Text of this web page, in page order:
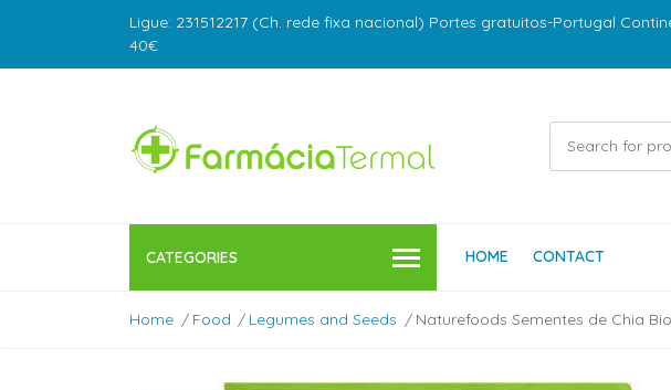
Ligue: 231512217 (Ch. rede fixa nacional) Portes gratuitos-Portugal
40€
CATEGORIES HOME CONTACT
Home Food Legumes and Seeds Naturefoods Sementes de Chia